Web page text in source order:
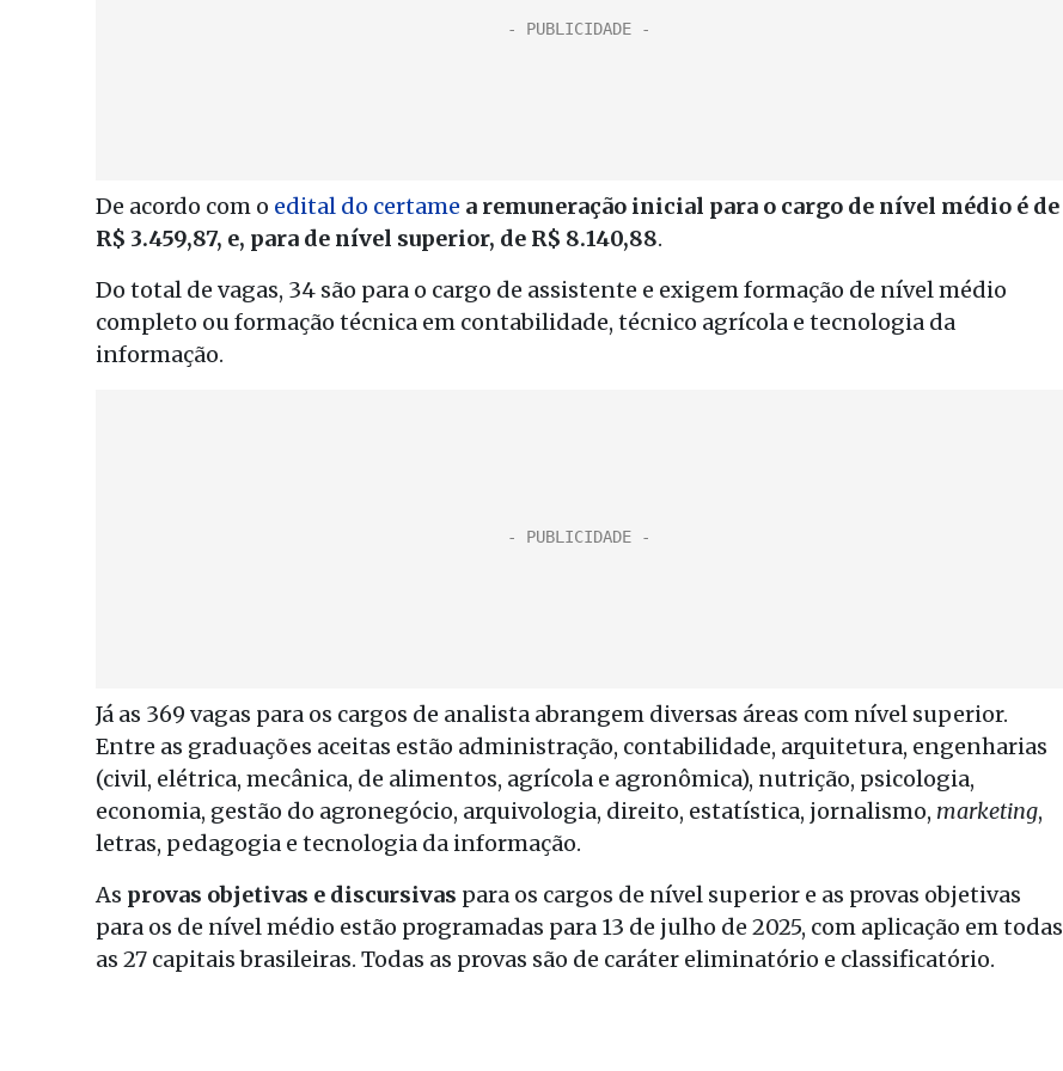
De acordo com o edital do certame a remuneração inicial para o cargo de nível médio é de
R$ 3.459,87, e, para de nível superior, de R$ 8.140,88.
Do total de vagas, 34 são para o cargo de assistente e exigem formação de nível médio
completo ou formação técnica em contabilidade, técnico agrícola e tecnologia da
informação.
Já as 369 vagas para os cargos de analista abrangem diversas áreas com nível superior.
Entre as graduações aceitas estão administração, contabilidade, arquitetura, engenharias
(civil, elétrica, mecânica, de alimentos, agrícola e agronômica), nutrição, psicologia,
economia, gestão do agronegócio, arquivologia, direito, estatística, jornalismo, marketing,
letras, pedagogia e tecnologia da informação.
As provas objetivas e discursivas para os cargos de nível superior e as provas objetivas
para os de nível médio estão programadas para 13 de julho de 2025, com aplicação em todas
as 27 capitais brasileiras. Todas as provas são de caráter eliminatório e classificatório.